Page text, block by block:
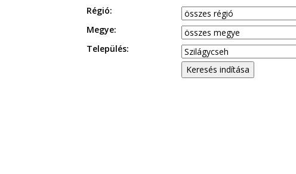
Régió:
Megye:
Település: